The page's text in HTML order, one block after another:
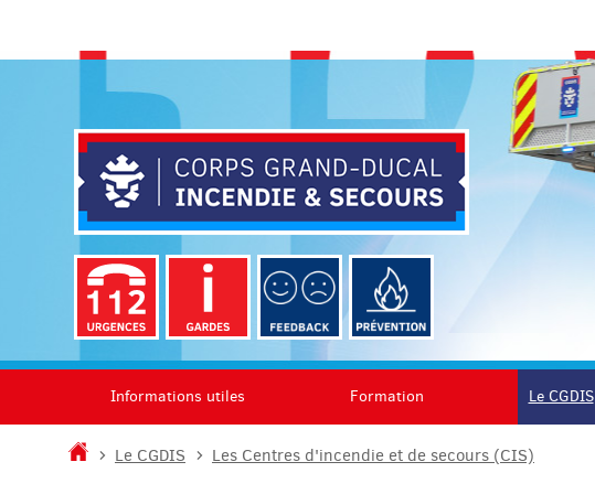
la
contenu
Informations utiles Formation Le CGDIS
Accueil
Le CGDIS Les Centres d'incendie et de secours (CIS)